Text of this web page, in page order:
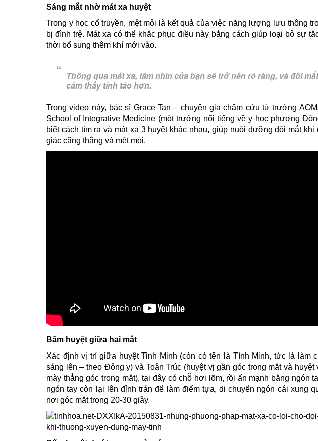
Sáng mắt nhờ mát xa huyệt
Trong y học cổ truyền, mệt mỏi là kết quả của việc năng lượng lưu thông
bị đình trệ. Mát xa có thể khắc phục điều này bằng cách giúp loại bỏ sự
thời bổ sung thêm khí mới vào.
Thông qua mát xa, tầm nhìn của bạn sẽ trở nên rõ ràng, và đôi
cảm thấy tỉnh táo hơn.
Trong video này, bác sĩ Grace Tan – chuyên gia châm cứu từ trường
School of Integrative Medicine (một trường nổi tiếng về y học phương
biết cách tìm ra và mát xa 3 huyệt khác nhau, giúp nuôi dưỡng đôi mắt khi
giác căng thẳng và mệt mỏi.
Bấm huyệt giữa hai mắt
Xác định vị trí giữa huyệt Tinh Minh (còn có tên là Tình Minh, tức là làm
sáng lên – theo Đông y) và Toản Trúc (huyệt vị gần góc trong mắt và huyệt
mày thẳng góc trong mắt), tại đây có chỗ hơi lõm, rồi ấn mạnh bằng ngón
ngón tay còn lại lên đỉnh trán để làm điểm tựa, di chuyển ngón cái xung
nơi góc mắt trong 20-30 giây.